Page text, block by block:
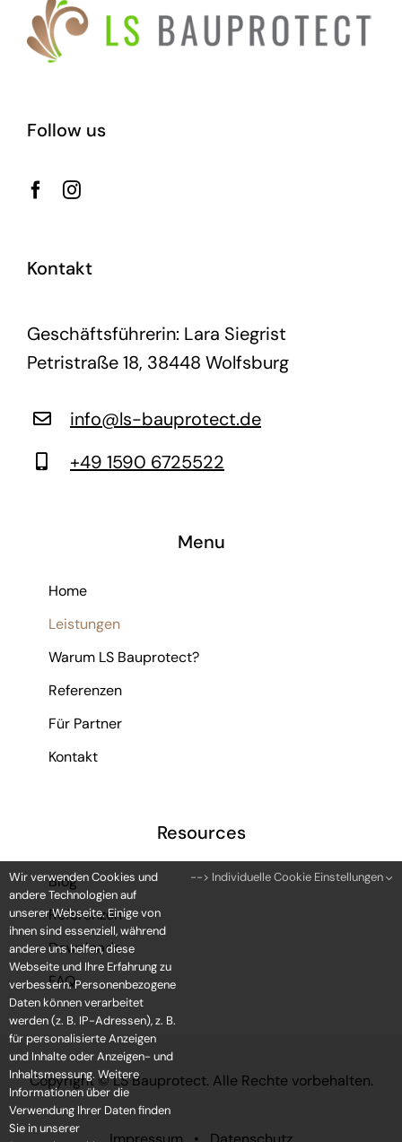
Follow us
Kontakt
Geschäftsführerin: Lara Siegrist
Petristraße 18, 38448 Wolfsburg
info@ls-bauprotect.de
+49 1590 6725522
Menu
Home
Leistungen
Warum LS Bauprotect?
Referenzen
Für Partner
Kontakt
Resources
Blog
Referenzen
Downloads
FAQ
Copyright ©LS Bauprotect. Alle Rechte vorbehalten.
Wir verwenden Cookies und
andere Technologien auf
unserer Webseite. Einige von
ihnen sind essenziell, während
andere uns helfen, diese
Webseite und Ihre Erfahrung zu
verbessern. Personenbezogene
Daten können verarbeitet
werden (z. B. IP-Adressen), z. B.
für personalisierte Anzeigen
und Inhalte oder Anzeigen- und
Inhaltsmessung. Weitere
Informationen über die
Verwendung Ihrer Daten finden
Sie in unserer
--> Individuelle Cookie Einstellungen